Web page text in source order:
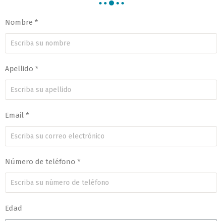
Nombre *
Apellido *
Email *
Número de teléfono *
Edad